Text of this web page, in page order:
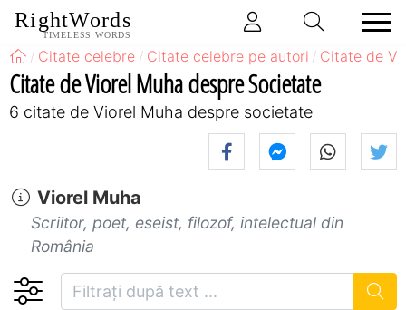
RightWords
TIMELESS WORDS
Citate celebre Citate celebre pe autori Citate de
Citate de Viorel Muha despre Societate
6 citate de Viorel Muha despre societate
Viorel Muha
Scriitor, poet, eseist, filozof, intelectual din
România